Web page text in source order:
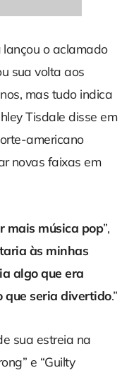
o aclamado
sua volta aos
mas tudo indica
Tisdale disse em
americano
novas faixas em
mais música pop”,
às minhas
algo que era
que seria divertido.”
sua estreia na
e “Guilty